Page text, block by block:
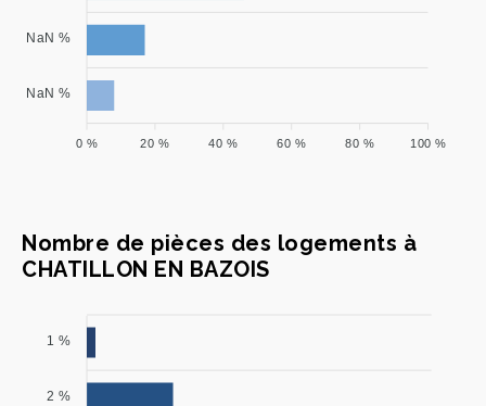
NaN %
NaN %
100 %
80 %
60 %
40 %
20 %
0 %
Nombre de pièces des logements à
CHATILLON EN BAZOIS
1 %
2 %